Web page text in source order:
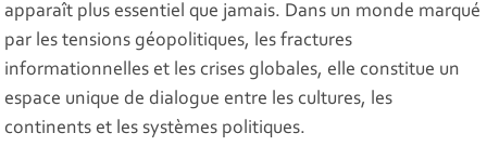
apparaît plus essentiel que jamais. Dans un monde marqué
par les tensions géopolitiques, les fractures
informationnelles et les crises globales, elle constitue un
espace unique de dialogue entre les cultures, les
continents et les systèmes politiques.